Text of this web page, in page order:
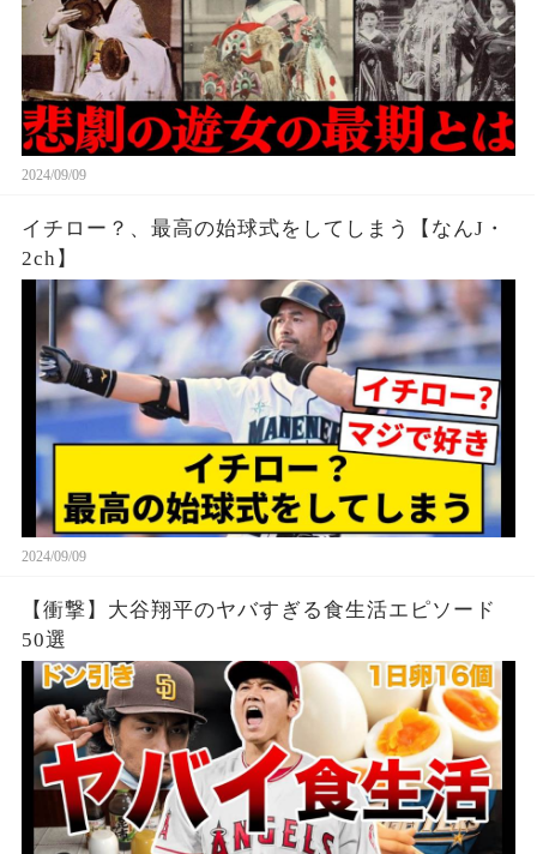
2024/09/09
イチロー？、最高の始球式をしてしまう【なんJ・
2ch】
2024/09/09
【衝撃】大谷翔平のヤバすぎる食生活エピソード
50選